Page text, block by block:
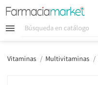
 
Vitaminas Multivitaminas